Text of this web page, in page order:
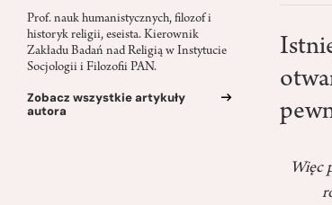
Prof. nauk humanistycznych, filozof i
historyk religii, eseista. Kierownik
Zakładu Badań nad Religią w Instytucie
Socjologii i Filozofii PAN.
Zobacz wszystkie artykuły
autora
Więc